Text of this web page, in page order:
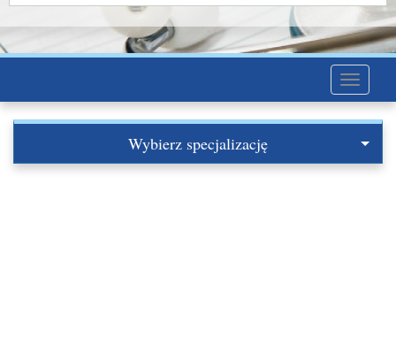
Toggle
Wybierz specjalizację